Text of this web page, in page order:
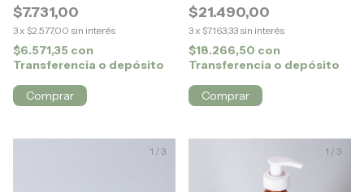
$7.731,00
3x $2.577,00 sin interés
$6.571,35 con
Transferencia o depósito
Comprar
$21.490,00
3x $7.163,33 sin interés
$18.266,50 con
Transferencia o depósito
1 / 3 1 / 3